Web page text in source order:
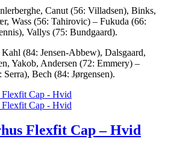
Canut (56: Villadsen), Binks,
Wass (56: Tahirovic) – Fukuda (66:
Vallys (75: Bundgaard).
(84: Jensen-Abbew), Dalsgaard,
Yakob, Andersen (72: Emmery) –
Bech (84: Jørgensen).
Flexfit Cap – Hvid